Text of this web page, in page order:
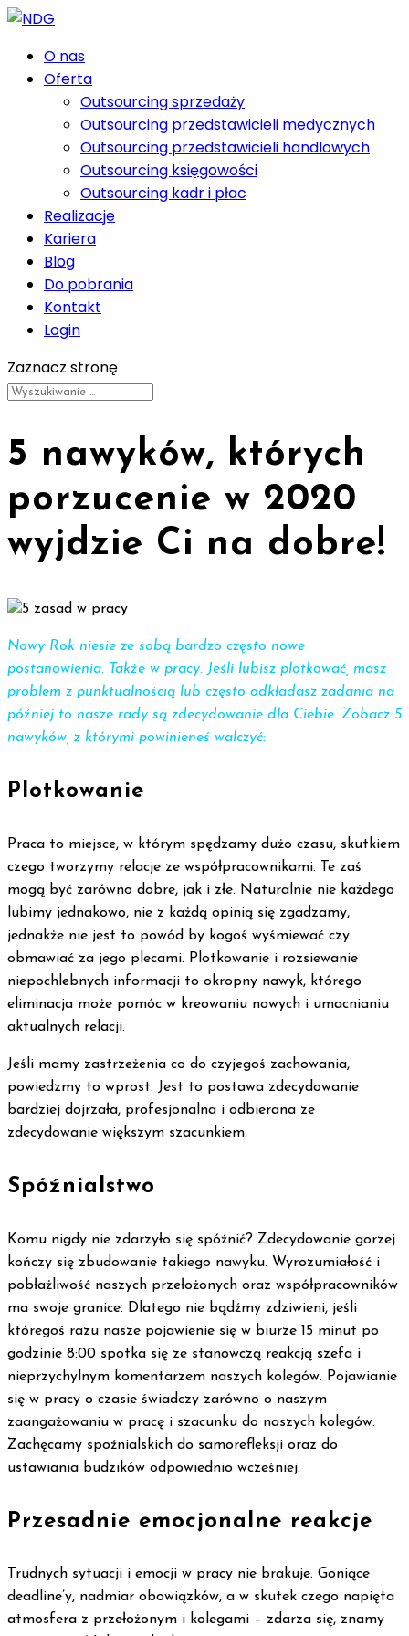
O nas
Oferta
Outsourcing sprzedaży
Outsourcing przedstawicieli medycznych
Outsourcing przedstawicieli handlowych
Outsourcing księgowości
Outsourcing kadr i płac
Realizacje
Kariera
Blog
Do pobrania
Kontakt
Login
Zaznacz stronę
5 nawyków, których
porzucenie w 2020
wyjdzie Ci na dobre!
Nowy Rok niesie ze sobą bardzo często nowe
postanowienia. Także w pracy. Jeśli lubisz plotkować, masz
problem z punktualnością lub często odkładasz zadania na
później to nasze rady są zdecydowanie dla Ciebie. Zobacz 5
nawyków, z którymi powinieneś walczyć:
Plotkowanie
Praca to miejsce, w którym spędzamy dużo czasu, skutkiem
czego tworzymy relacje ze współpracownikami. Te zaś
mogą być zarówno dobre, jak i złe. Naturalnie nie każdego
lubimy jednakowo, nie z każdą opinią się zgadzamy,
jednakże nie jest to powód by kogoś wyśmiewać czy
obmawiać za jego plecami. Plotkowanie i rozsiewanie
niepochlebnych informacji to okropny nawyk, którego
eliminacja może pomóc w kreowaniu nowych i umacnianiu
aktualnych relacji.
Jeśli mamy zastrzeżenia co do czyjegoś zachowania,
powiedzmy to wprost. Jest to postawa zdecydowanie
bardziej dojrzała, profesjonalna i odbierana ze
zdecydowanie większym szacunkiem.
Spóźnialstwo
Komu nigdy nie zdarzyło się spóźnić? Zdecydowanie gorzej
kończy się zbudowanie takiego nawyku. Wyrozumiałość i
pobłażliwość naszych przełożonych oraz współpracowników
ma swoje granice. Dlatego nie bądźmy zdziwieni, jeśli
któregoś razu nasze pojawienie się w biurze 15 minut po
godzinie 8:00 spotka się ze stanowczą reakcją szefa i
nieprzychylnym komentarzem naszych kolegów. Pojawianie
się w pracy o czasie świadczy zarówno o naszym
zaangażowaniu w pracę i szacunku do naszych kolegów.
Zachęcamy spoźnialskich do samorefleksji oraz do
ustawiania budzików odpowiednio wcześniej.
Przesadnie emocjonalne reakcje
Trudnych sytuacji i emocji w pracy nie brakuje. Goniące
deadline’y, nadmiar obowiązków, a w skutek czego napięta
atmosfera z przełożonym i kolegami – zdarza się, znamy